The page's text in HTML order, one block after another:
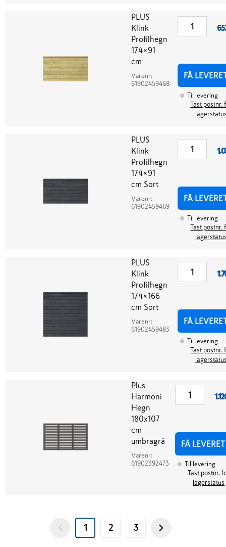
PLUS
Klink
Profilhegn
174×91
cm
Varenr:
61902459468
FÅ
Til levering
Tast postnr.
PLUS
Klink
Profilhegn
174×91
cm Sort
Varenr:
61902459469
FÅ
Til levering
Tast postnr.
PLUS
Klink
Profilhegn
174×166
cm Sort
Varenr:
61902459483
FÅ
Til levering
Tast postnr.
Plus
Harmoni
Hegn
180x107
cm
umbragrå
Varenr:
61902392473
FÅ LEVERET
Til levering
Tast postnr.
lagerstatus
1 2 3